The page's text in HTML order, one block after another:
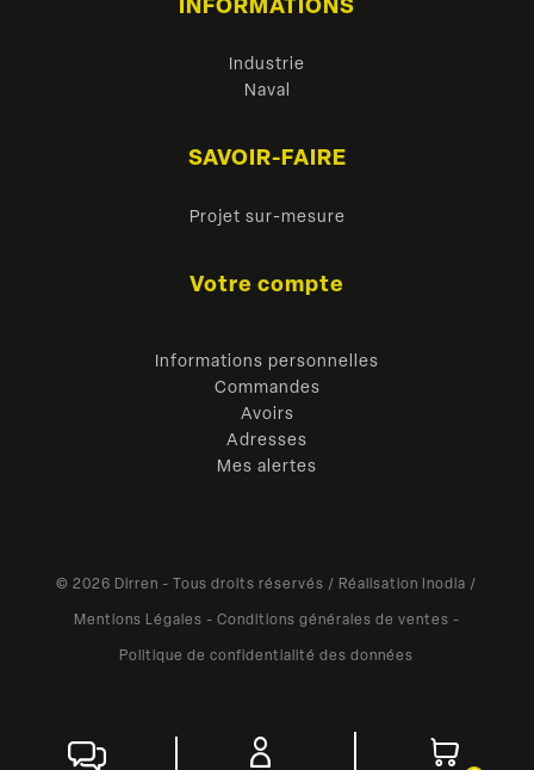
j i
INFORMATIONS
Industrie
Naval
SAVOIR-FAIRE
Projet sur-mesure
Votre compte
Informations personnelles
Commandes
Avoirs
Adresses
Mes alertes
© 2026 Dirren - Tous droits réservés / Réalisation Inodia /
Mentions Légales - Conditions générales de ventes -
Politique de confidentialité des données